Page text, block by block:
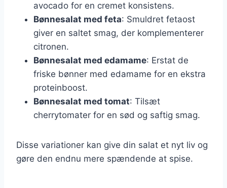
avocado for en cremet konsistens.
Bønnesalat med feta: Smuldret fetaost
giver en saltet smag, der komplementerer
citronen.
Bønnesalat med edamame: Erstat de
friske bønner med edamame for en ekstra
proteinboost.
Bønnesalat med tomat: Tilsæt
cherrytomater for en sød og saftig smag.
Disse variationer kan give din salat et nyt liv og
gøre den endnu mere spændende at spise.